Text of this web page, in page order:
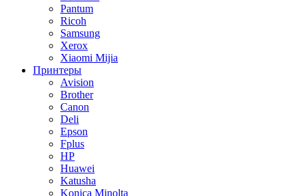
Pantum
Ricoh
Samsung
Xerox
Xiaomi Mijia
Принтеры
Avision
Brother
Canon
Deli
Epson
Fplus
HP
Huawei
Katusha
Konica Minolta